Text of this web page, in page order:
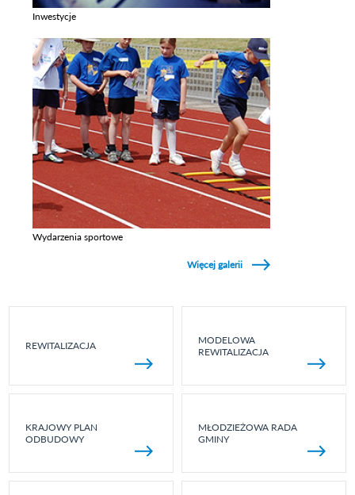
Inwestycje
Wydarzenia sportowe
Więcej galerii
REWITALIZACJA
MODELOWA
REWITALIZACJA
KRAJOWY PLAN
ODBUDOWY
MŁODZIEŻOWA RADA
GMINY